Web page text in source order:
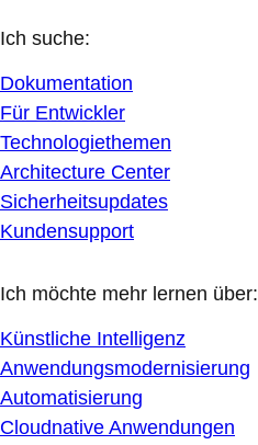
Ich suche:
Dokumentation
Für Entwickler
Technologiethemen
Architecture Center
Sicherheitsupdates
Kundensupport
Ich möchte mehr lernen über:
Künstliche Intelligenz
Anwendungsmodernisierung
Automatisierung
Cloudnative Anwendungen